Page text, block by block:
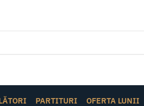
PARTITURI OFERTA LUNII